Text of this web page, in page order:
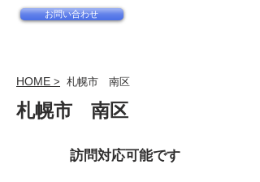
お問い合わせ
HOME > 札幌市 南区
札幌市 南区
訪問対応可能です